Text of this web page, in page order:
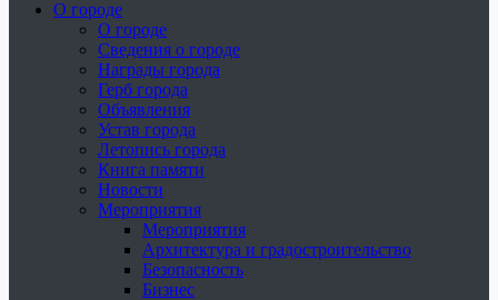
О городе
О городе
Сведения о городе
Награды города
Герб города
Объявления
Устав города
Летопись города
Книга памяти
Новости
Мероприятия
Мероприятия
Архитектура и градостроительство
Безопасность
Бизнес